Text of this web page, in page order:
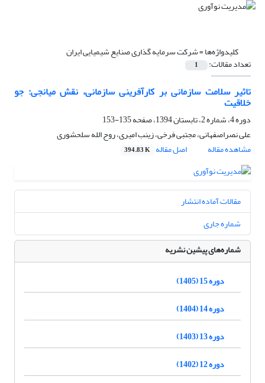
کلیدواژه‌ها =شرکت سرمایه گذاری صنایع شیمیایی ایران
تعداد مقالات: 1
تاثیر سلامت سازمانی بر کارآفرینی سازمانی، نقش میانجی: جو
خلاقیت
دوره 4، شماره 2، تابستان 1394، صفحه
135-153
علی نصراصفهانی، مجتبی فرخی، زینب امیری، روح الله سلحشوری
مشاهده مقاله
اصل مقاله 394.83 K
مقالات آماده انتشار
شماره جاری
شماره‌های پیشین نشریه
دوره 15 (1405)
دوره 14 (1404)
دوره 13 (1403)
دوره 12 (1402)